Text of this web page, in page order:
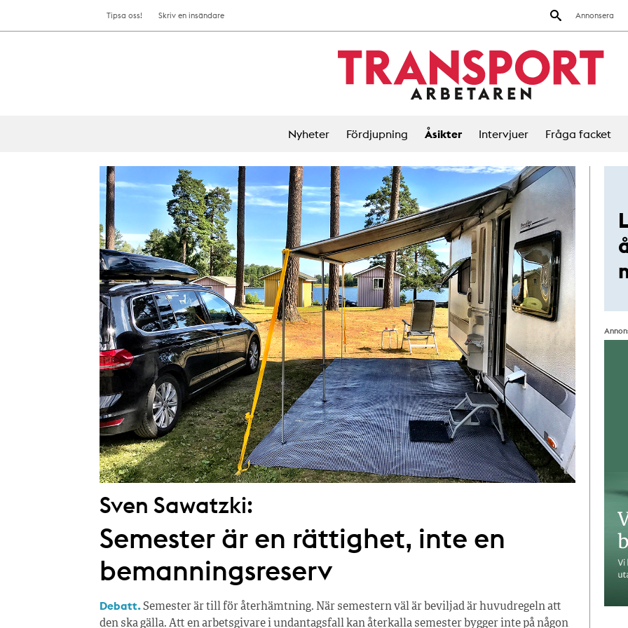
Annonsera
Tipsa oss! Skriv en insändare
Nyheter Fördjupning Åsikter Intervjuer Fråga facket
Å
s
i
k
t
e
r
Sven Sawatzki:
Semester är en rättighet, inte en
bemanningsreserv
Debatt.Semester är till för återhämtning. När semestern väl är beviljad är huvudregeln att
den ska gälla. Att en arbetsgivare i undantagsfall kan återkalla semester bygger inte på någon